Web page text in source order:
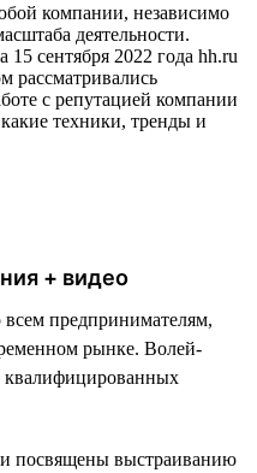
компании, независимо
деятельности.
15 сентября 2022 года hh.ru
рассматривались
с репутацией компании
техники, тренды и
+ видео
предпринимателям,
рынке. Волей-
квалифицированных
посвящены выстраиванию